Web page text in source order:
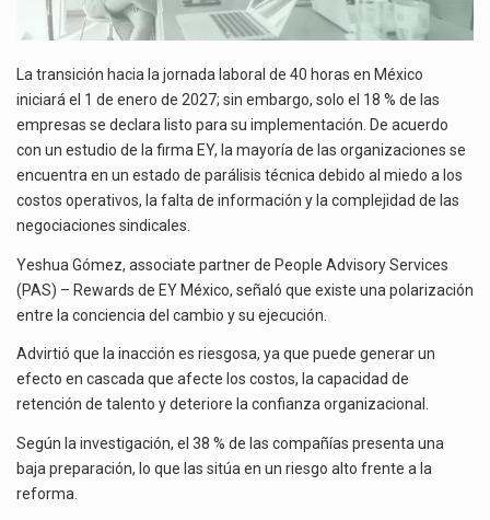
La transición hacia la jornada laboral de 40 horas en México
iniciará el 1 de enero de 2027; sin embargo, solo el 18 % de las
empresas se declara listo para su implementación. De acuerdo
con un estudio de la firma EY, la mayoría de las organizaciones se
encuentra en un estado de parálisis técnica debido al miedo a los
costos operativos, la falta de información y la complejidad de las
negociaciones sindicales.
Yeshua Gómez, associate partner de People Advisory Services
(PAS) – Rewards de EY México, señaló que existe una polarización
entre la conciencia del cambio y su ejecución.
Advirtió que la inacción es riesgosa, ya que puede generar un
efecto en cascada que afecte los costos, la capacidad de
retención de talento y deteriore la confianza organizacional.
Según la investigación, el 38 % de las compañías presenta una
baja preparación, lo que las sitúa en un riesgo alto frente a la
reforma.